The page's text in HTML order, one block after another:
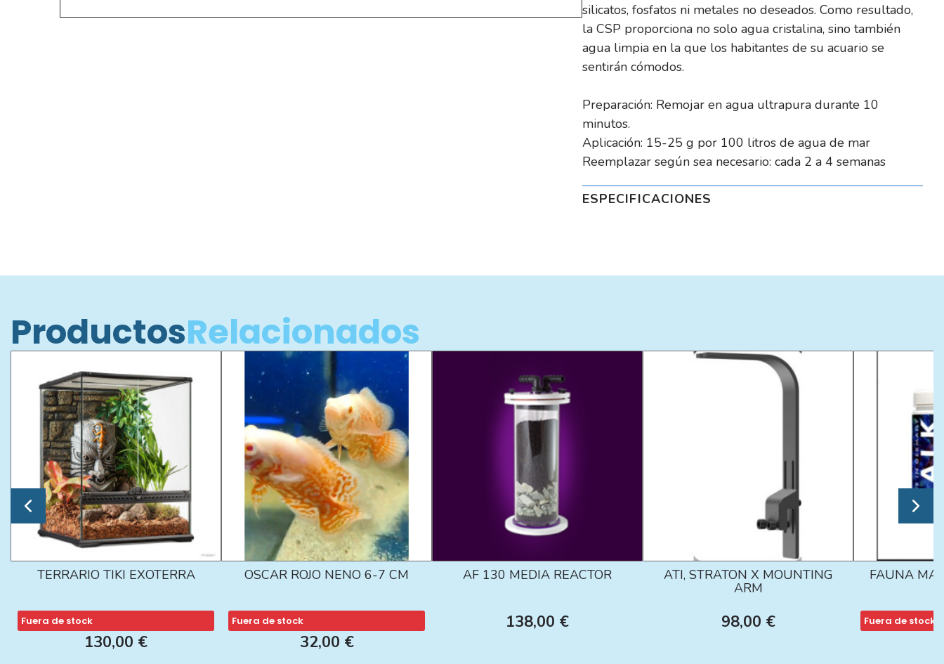
silicatos, fosfatos ni metales no deseados. Como resultado,
la CSP proporciona no solo agua cristalina, sino también
agua limpia en la que los habitantes de su acuario se
sentirán cómodos.
Preparación: Remojar en agua ultrapura durante 10
minutos.
Aplicación: 15-25 g por 100 litros de agua de mar
Reemplazar según sea necesario: cada 2 a 4 semanas
ESPECIFICACIONES
ProductosRelacionados
TERRARIO TIKI EXOTERRA
Fuera de stock
130,00 €
OSCAR ROJO NENO 6-7 CM
Fuera de stock
32,00 €
AF 130 MEDIA REACTOR
138,00 €
ATI, STRATON X MOUNTING
ARM
98,00 €
FAUNA
Fuera de stock